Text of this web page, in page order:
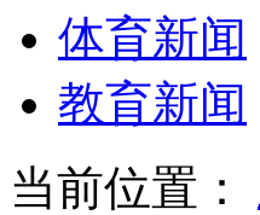
体育新闻
教育新闻
当前位置：